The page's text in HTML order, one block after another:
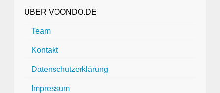
ÜBER VOONDO.DE
Team
Kontakt
Datenschutzerklärung
Impressum